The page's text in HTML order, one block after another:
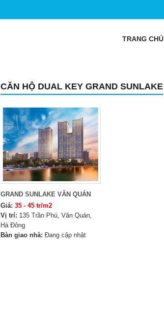
TRANG CHỦ
CĂN HỘ DUAL KEY GRAND SUNLAKE
GRAND SUNLAKE VĂN QUÁN
Giá: 35 - 45 tr/m2
Vị trí: 135 Trần Phú, Văn Quán,
Hà Đông
Bàn giao nhà: Đang cập nhật